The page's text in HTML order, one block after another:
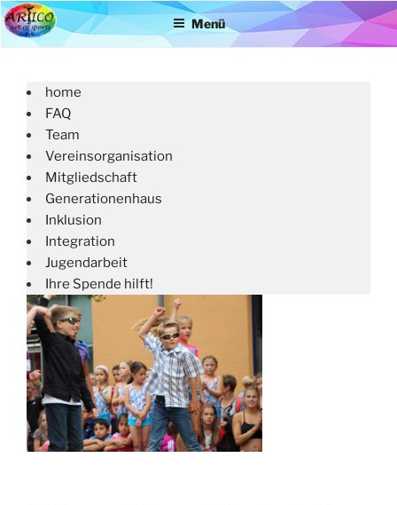
Zum
Inhalt
springen
Menü
home
FAQ
Team
Vereinsorganisation
Mitgliedschaft
Generationenhaus
Inklusion
Integration
Jugendarbeit
Ihre Spende hilft!